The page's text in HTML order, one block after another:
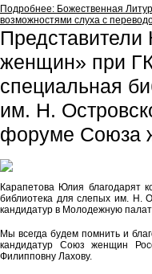
Подробнее: Божественная
возможностями слуха с
женщин» при
специальная
им. Н.
форуме Союза
Карапетова Юлия благодарят
библиотека для слепых им. Н.
кандидатур в Молодежную
Мы всегда будем помнить и
кандидатур Союз женщин
Филипповну Лахову.